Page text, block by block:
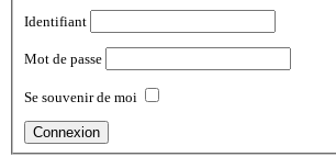
Identifiant
Mot de passe
Se souvenir de moi